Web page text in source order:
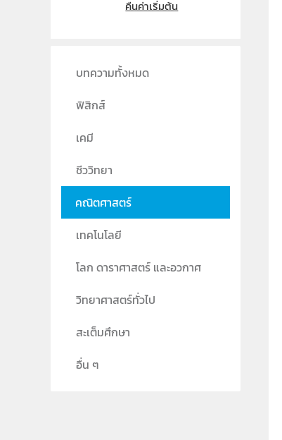
คืนค่าเริ่มต้น
บทความทั้งหมด
ฟิสิกส์
เคมี
ชีววิทยา
คณิตศาสตร์
เทคโนโลยี
โลก ดาราศาสตร์ และอวกาศ
วิทยาศาสตร์ทั่วไป
สะเต็มศึกษา
อื่น ๆ